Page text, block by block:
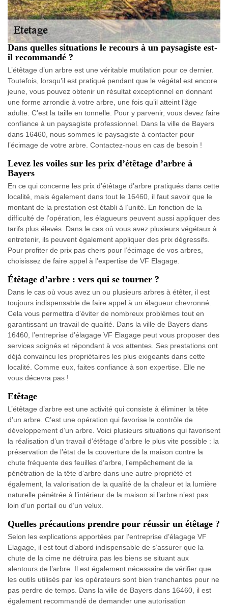
Dans quelles situations le recours à un paysagiste est-
il recommandé ?
L’étêtage d’un arbre est une véritable mutilation pour ce dernier.
Toutefois, lorsqu’il est pratiqué pendant que le végétal est encore
jeune, vous pouvez obtenir un résultat exceptionnel en donnant
une forme arrondie à votre arbre, une fois qu’il atteint l’âge
adulte. C’est la taille en tonnelle. Pour y parvenir, vous devez faire
confiance à un paysagiste professionnel. Dans la ville de Bayers
dans 16460, nous sommes le paysagiste à contacter pour
l’écimage de votre arbre. Contactez-nous en cas de besoin !
Levez les voiles sur les prix d’étêtage d’arbre à
Bayers
En ce qui concerne les prix d’étêtage d’arbre pratiqués dans cette
localité, mais également dans tout le 16460, il faut savoir que le
montant de la prestation est établi à l’unité. En fonction de la
difficulté de l’opération, les élagueurs peuvent aussi appliquer des
tarifs plus élevés. Dans le cas où vous avez plusieurs végétaux à
entretenir, ils peuvent également appliquer des prix dégressifs.
Pour profiter de prix pas chers pour l’écimage de vos arbres,
choisissez de faire appel à l’expertise de VF Elagage.
Étêtage d’arbre : vers qui se tourner ?
Dans le cas où vous avez un ou plusieurs arbres à étêter, il est
toujours indispensable de faire appel à un élagueur chevronné.
Cela vous permettra d’éviter de nombreux problèmes tout en
garantissant un travail de qualité. Dans la ville de Bayers dans
16460, l’entreprise d’élagage VF Elagage peut vous proposer des
services soignés et répondant à vos attentes. Ses prestations ont
déjà convaincu les propriétaires les plus exigeants dans cette
localité. Comme eux, faites confiance à son expertise. Elle ne
vous décevra pas !
Etêtage
L’étêtage d’arbre est une activité qui consiste à éliminer la tête
d’un arbre. C’est une opération qui favorise le contrôle de
développement d’un arbre. Voici plusieurs situations qui favorisent
la réalisation d’un travail d’étêtage d’arbre le plus vite possible : la
préservation de l’état de la couverture de la maison contre la
chute fréquente des feuilles d’arbre, l’empêchement de la
pénétration de la tête d’arbre dans une autre propriété et
également, la valorisation de la qualité de la chaleur et la lumière
naturelle pénétrée à l’intérieur de la maison si l’arbre n’est pas
loin d’un portail ou d’un velux.
Quelles précautions prendre pour réussir un étêtage ?
Selon les explications apportées par l’entreprise d’élagage VF
Elagage, il est tout d’abord indispensable de s’assurer que la
chute de la cime ne détruira pas les biens se situant aux
alentours de l’arbre. Il est également nécessaire de vérifier que
les outils utilisés par les opérateurs sont bien tranchantes pour ne
pas perdre de temps. Dans la ville de Bayers dans 16460, il est
également recommandé de demander une autorisation